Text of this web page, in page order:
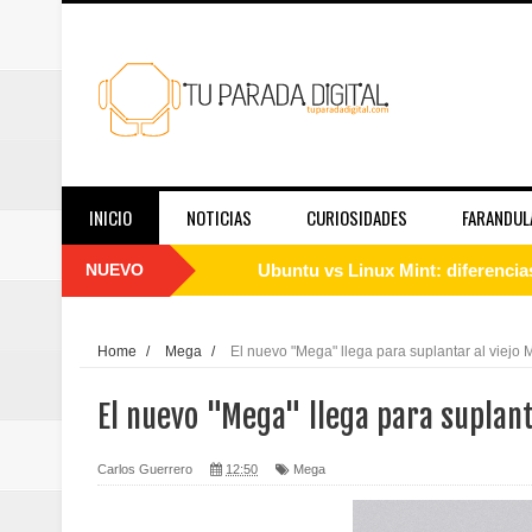
INICIO NOTICIAS CURIOSIDADES
NUEVO Cómo instalar Linux desde
El papel de las redes sociales en
Telemedicina hoy: en qué
Home / Mega / El nuevo "Mega" llega para suplantar al viejo
El nuevo "Mega" llega para
Carlos Guerrero 12:50 Mega